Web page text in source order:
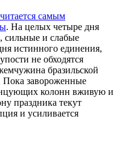
самым
. На целых четыре дня
сильные и слабые
истинного единения,
не обходятся
бразильской
Пока завороженные
колонн вживую и
праздника текут
и усиливается